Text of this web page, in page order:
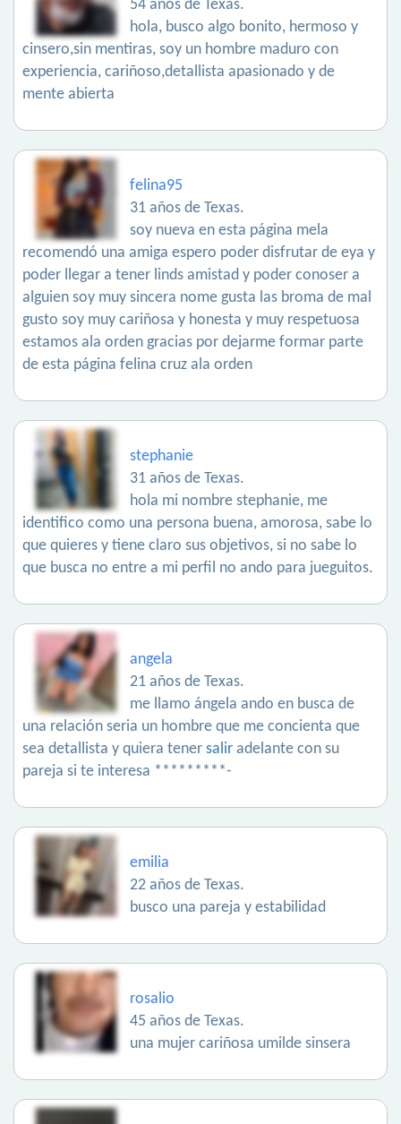
54 años de Texas.
hola, busco algo bonito, hermoso y
cinsero,sin mentiras, soy un hombre maduro con
experiencia, cariñoso,detallista apasionado y de
mente abierta
felina95
31 años de Texas.
soy nueva en esta página mela
recomendó una amiga espero poder disfrutar de eya y
poder llegar a tener linds amistad y poder conoser a
alguien soy muy sincera nome gusta las broma de mal
gusto soy muy cariñosa y honesta y muy respetuosa
estamos ala orden gracias por dejarme formar parte
de esta página felina cruz ala orden
stephanie
31 años de Texas.
hola mi nombre stephanie, me
identifico como una persona buena, amorosa, sabe lo
que quieres y tiene claro sus objetivos, si no sabe lo
que busca no entre a mi perfil no ando para jueguitos.
angela
21 años de Texas.
me llamo ángela ando en busca de
una relación seria un hombre que me concienta que
sea detallista y quiera tener salir adelante con su
pareja si te interesa *********-
emilia
22 años de Texas.
busco una pareja y estabilidad
rosalio
45 años de Texas.
una mujer cariñosa umilde sinsera